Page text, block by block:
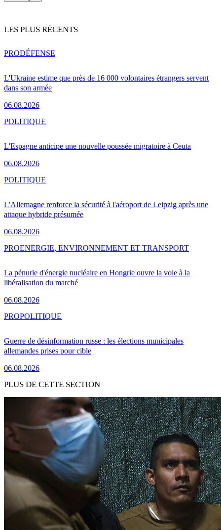
LES PLUS RÉCENTS
L'Ukraine estime que près de 16 000 volontaires étrangers servent
dans son armée
06.08.2026
PRODÉFENSE
L'Espagne anticipe une nouvelle poussée migratoire à Ceuta
06.08.2026
POLITIQUE
L'Allemagne renforce la sécurité à l'aéroport de Leipzig après une
attaque hybride présumée
06.08.2026
POLITIQUE
La pénurie d'énergie nucléaire en Hongrie ouvre la voie à la
libéralisation du marché
06.08.2026
PROENERGIE, ENVIRONNEMENT ET TRANSPORT
Guerre de désinformation russe : les élections municipales
allemandes prises pour cible
06.08.2026
PROPOLITIQUE
PLUS DE CETTE SECTION